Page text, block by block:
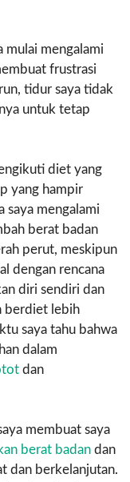
mulai mengalami
frustrasi
tidur saya tidak
untuk tetap
diet yang
yang hampir
saya mengalami
berat badan
perut, meskipun
dengan rencana
diri sendiri dan
berdiet lebih
saya tahu bahwa
dalam
dan
membuat saya
berat badan dan
dan berkelanjutan.